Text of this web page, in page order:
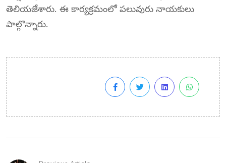
తెలియజేశారు. ఈ కార్యక్రమంలో పలువురు నాయకులు
పాల్గొన్నారు.